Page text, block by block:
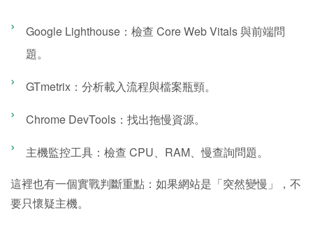
Google Lighthouse：檢查 Core Web Vitals 與前端問
題。
GTmetrix：分析載入流程與檔案瓶頸。
Chrome DevTools：找出拖慢資源。
主機監控工具：檢查 CPU、RAM、慢查詢問題。
這裡也有一個實戰判斷重點：如果網站是「突然變慢」，不
要只懷疑主機。